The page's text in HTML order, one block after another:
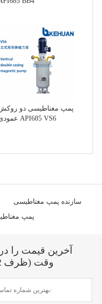
پمپ مغناطیسی دو
عمودی API685 VS6
سازنده پمپ مغناطیسی
پمپ
آخرین قیمت را
وقت (ظرف 12 ساعت) پاسخ خواهیم داد